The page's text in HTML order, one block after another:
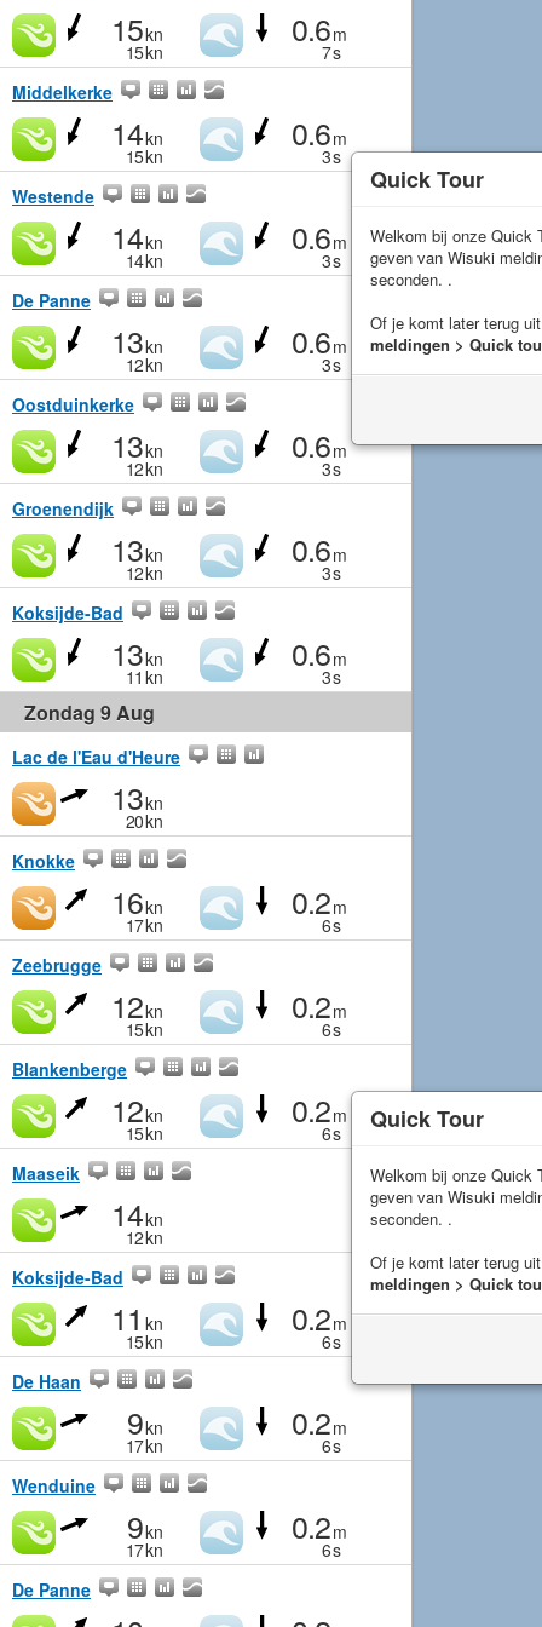
15kn
15kn
0.6m
7s
Middelkerke
14kn
15kn
0.6m
3s
Westende
14kn
14kn
0.6m
3s
De Panne
13kn
12kn
0.6m
3s
Oostduinkerke
13kn
12kn
0.6m
3s
Groenendijk
13kn
12kn
0.6m
3s
Koksijde-Bad
13kn
11 kn
0.6m
3s
Zondag 9 Aug
Lac de l'Eau d'Heure
13kn
20kn
Knokke
16kn
17kn
0.2m
6s
Zeebrugge
12kn
15kn
0.2m
6s
Blankenberge
12kn
15kn
0.2m
6s
Maaseik
14kn
12kn
Koksijde-Bad
11 kn
15kn
0.2m
6s
De Haan
9kn
17kn
0.2m
6s
Wenduine
9kn
17kn
0.2m
6s
De Panne
Quick Tour
Welkom bij onze Quick
geven van Wisuki
seconden. .
Of je komt later terug
meldingen > Quick
Quick Tour
Welkom bij onze Quick
geven van Wisuki
seconden. .
Of je komt later terug
meldingen > Quick